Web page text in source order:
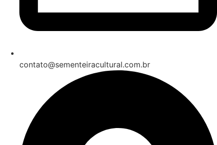
contato@sementeiracultural.com.br